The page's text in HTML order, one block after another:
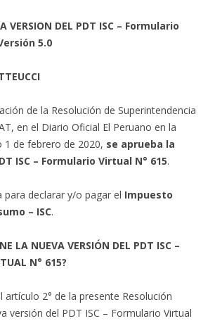
VERSION DEL PDT ISC – Formulario
5.0
de la Resolución de Superintendencia
en el Diario Oficial El Peruano en la
1 de febrero de 2020, se aprueba la
ISC – Formulario Virtual N° 615.
para declarar y/o pagar el Impuesto
– ISC.
LA NUEVA VERSIÓN DEL PDT ISC –
N° 615?
artículo 2° de la presente Resolución
versión del PDT ISC – Formulario Virtual